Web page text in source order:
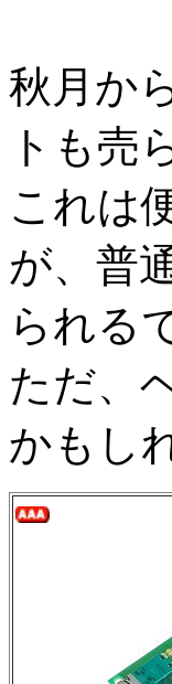
秋月か
トも売
これは
が、普
られる
ただ、
かもし